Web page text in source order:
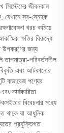
জীবনকাল
যেখানে স্ব-স্নেহক
খরচ কমিয়ে
ক্ষতির বিরুদ্ধে
উপকরণের জন্য
তাপমাত্রা-পরিবর্তনশীল
বিকৃতি এবং আটকানোর
কভারেজ পণ্যের
কার্যকারিতা
বিবেচনার মধ্যে
থাকে যা আধুনিক
প্রযুক্তিগত